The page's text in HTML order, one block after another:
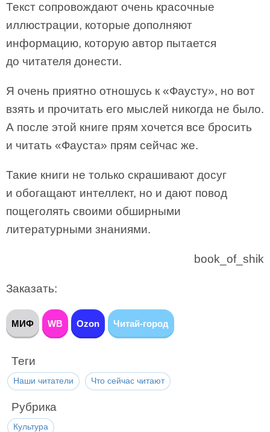
Текст сопровождают очень красочные
иллюстрации, которые дополняют
информацию, которую автор пытается
до читателя донести.
Я очень приятно отношусь к «Фаусту», но вот
взять и прочитать его мыслей никогда не было.
А после этой книге прям хочется все бросить
и читать «Фауста» прям сейчас же.
Такие книги не только скрашивают досуг
и обогащают интеллект, но и дают повод
пощеголять своими обширными
литературными знаниями.
book_of_shik
Заказать:
МИФ WB Ozon Читай-город
Теги
Наши читатели Что сейчас читают
Рубрика
Культура